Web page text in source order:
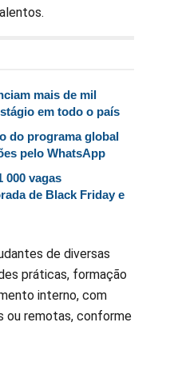
mais de mil
em todo o país
do programa global
pelo WhatsApp
000 vagas
de Black Friday e
de diversas
práticas, formação
interno, com
ou remotas, conforme